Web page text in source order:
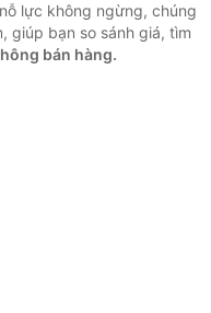
lực không ngừng, chúng
giúp bạn so sánh giá, tìm
bán hàng.